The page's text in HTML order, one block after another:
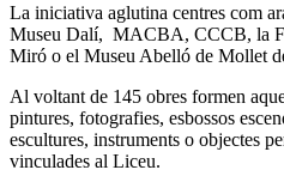
La iniciativa aglutina centres com
Museu Dalí, MACBA, CCCB, la
Miró o el Museu Abelló de Mollet
Al voltant de 145 obres formen
pintures, fotografies, esbossos
escultures, instruments o objectes
vinculades al Liceu.